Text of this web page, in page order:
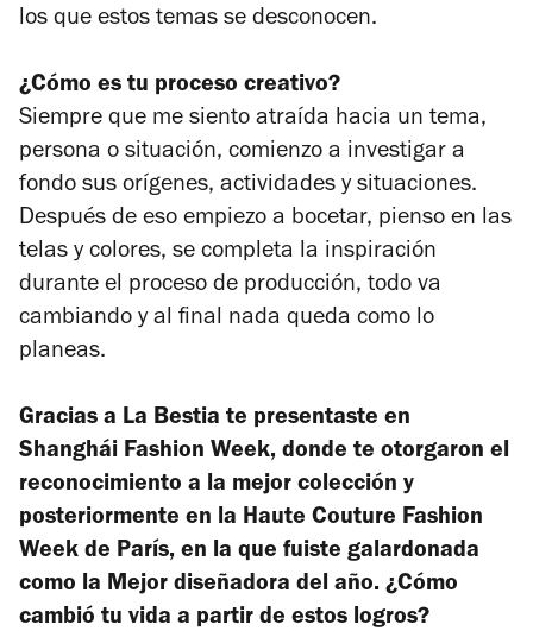
los que estos temas se desconocen.
¿Cómo es tu proceso creativo?
Siempre que me siento atraída hacia un tema,
persona o situación, comienzo a investigar a
fondo sus orígenes, actividades y situaciones.
Después de eso empiezo a bocetar, pienso en las
telas y colores, se completa la inspiración
durante el proceso de producción, todo va
cambiando y al final nada queda como lo
planeas.
Gracias a La Bestia te presentaste en
Shanghái Fashion Week, donde te otorgaron el
reconocimiento a la mejor colección y
posteriormente en la Haute Couture Fashion
Week de París, en la que fuiste galardonada
como la Mejor diseñadora del año. ¿Cómo
cambió tu vida a partir de estos logros?